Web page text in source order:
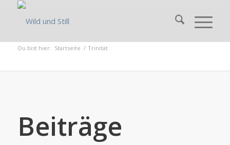
Du bist hier: Startseite / Trinität
Beiträge